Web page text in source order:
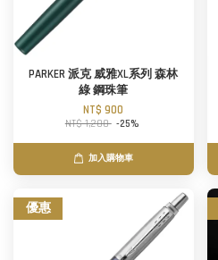
PARKER 派克 威雅XL系列 森林
綠 鋼珠筆
NT$ 900
NT$ 1,200 -25%
加入購物車
優惠